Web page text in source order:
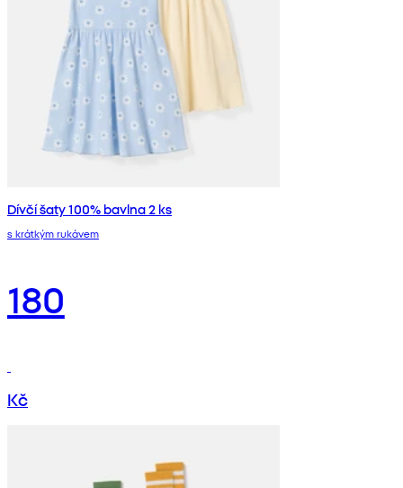
Dívčí šaty 100% bavlna 2 ks
s krátkým rukávem
180
Kč